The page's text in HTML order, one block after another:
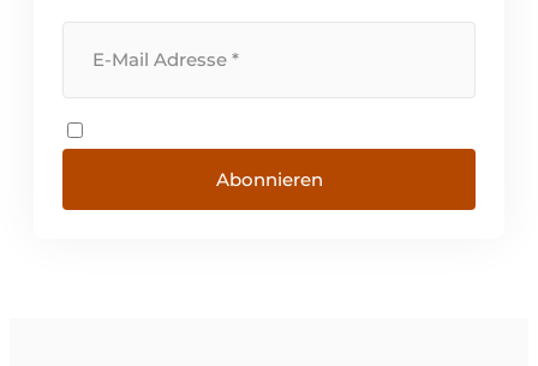
Abonnieren